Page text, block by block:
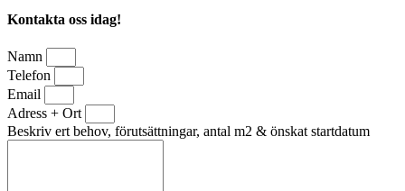
Kontakta oss idag!
Namn
Telefon
Email
Adress + Ort
Beskriv ert behov, förutsättningar, antal m2 & önskat startdatum